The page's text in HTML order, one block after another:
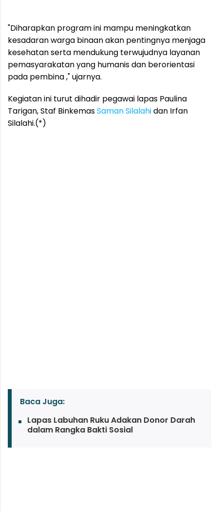
"Diharapkan program ini mampu meningkatkan
kesadaran warga binaan akan pentingnya menjaga
kesehatan serta mendukung terwujudnya layanan
pemasyarakatan yang humanis dan berorientasi
pada pembina ," ujarnya.
Kegiatan ini turut dihadir pegawai lapas Paulina
Tarigan, Staf BinkemasSaman Silalahidan Irfan
Silalahi.(*)
Baca Juga:
Lapas Labuhan Ruku Adakan Donor Darah
dalam Rangka Bakti Sosial